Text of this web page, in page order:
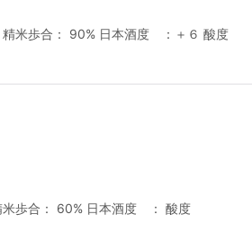
精米歩合： 90% 日本酒度 ：＋６ 酸
： 精米歩合： 60% 日本酒度 ：